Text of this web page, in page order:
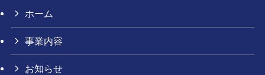
ホーム
事業内容
お知らせ